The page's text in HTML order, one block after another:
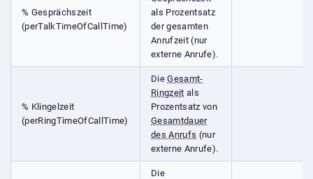
% Gesprächszeit
(perTalkTimeOfCallTime)
als Prozentsatz
der gesamten
Anrufzeit (nur
externe Anrufe).
% Klingelzeit
(perRingTimeOfCallTime)
DieGesamt-
Ringzeit als
Prozentsatz von
Gesamtdauer
des Anrufs (nur
externe Anrufe).
Die